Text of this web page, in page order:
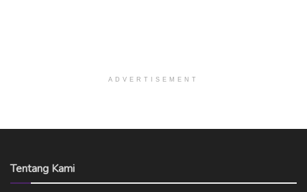
ADVERTISEMENT
Tentang Kami